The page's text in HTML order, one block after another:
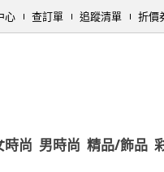
心 查訂單 追蹤清單 折價
時尚 男時尚 精品/飾品